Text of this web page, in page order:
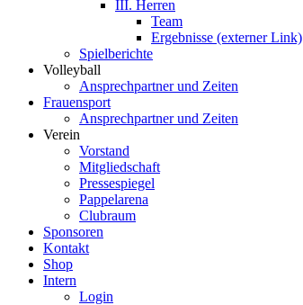
III. Herren
Team
Ergebnisse (externer Link)
Spielberichte
Volleyball
Ansprechpartner und Zeiten
Frauensport
Ansprechpartner und Zeiten
Verein
Vorstand
Mitgliedschaft
Pressespiegel
Pappelarena
Clubraum
Sponsoren
Kontakt
Shop
Intern
Login